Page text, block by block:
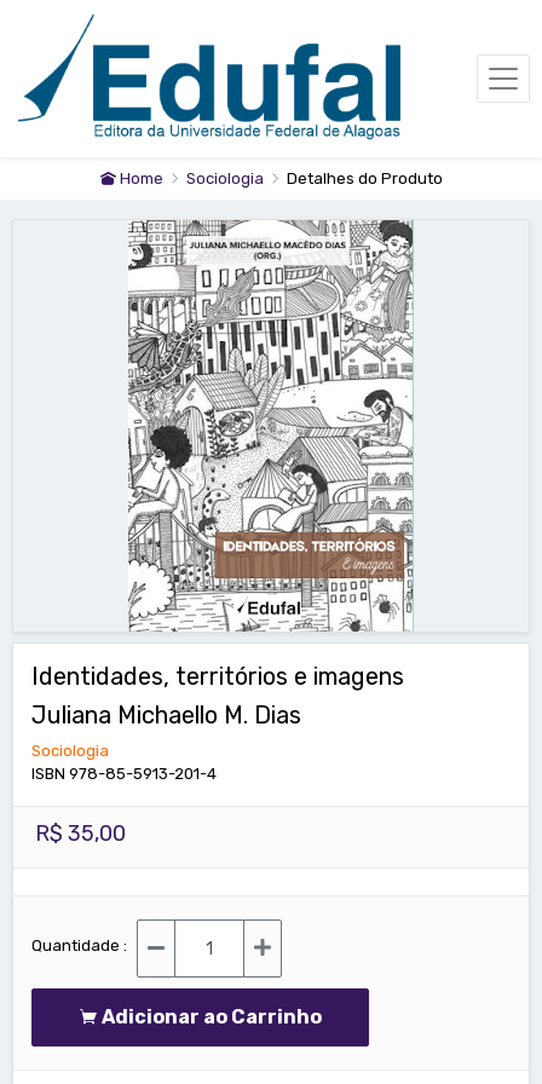
Home Sociologia Detalhes do Produto
Identidades, territórios e imagens
Juliana Michaello M. Dias
Sociologia
ISBN 978-85-5913-201-4
R$ 35,00
Quantidade :
Adicionar ao Carrinho